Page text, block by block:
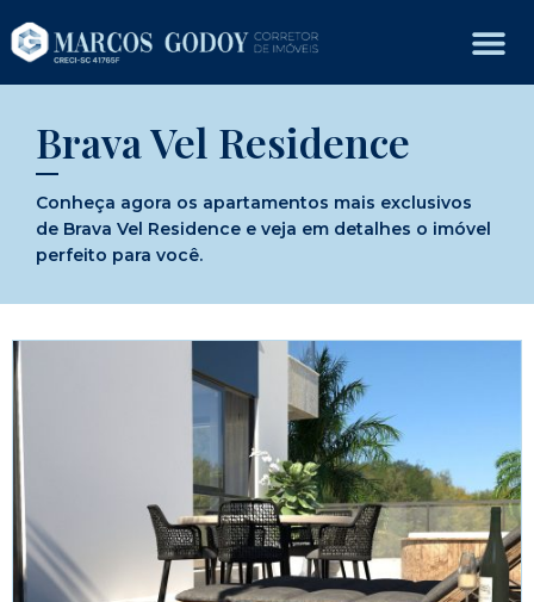
Brava Vel Residence
Conheça agora os apartamentos mais exclusivos
de Brava Vel Residence e veja em detalhes o imóvel
perfeito para você.